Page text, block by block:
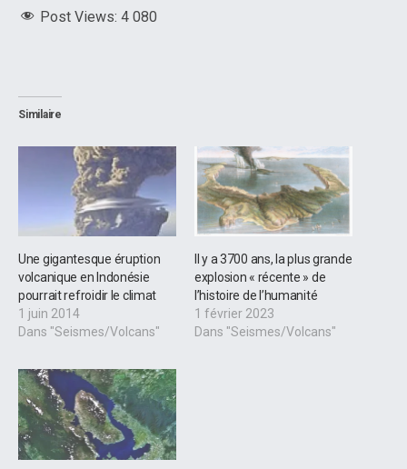
Post Views: 4 080
Similaire
Une gigantesque éruption
volcanique en Indonésie
pourrait refroidir le climat
1 juin 2014
Dans "Seismes/Volcans"
Il y a 3700 ans, la plus grande
explosion « récente » de
l’histoire de l’humanité
1 février 2023
Dans "Seismes/Volcans"